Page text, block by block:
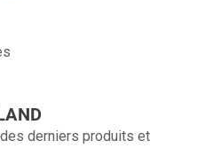
derniers produits et